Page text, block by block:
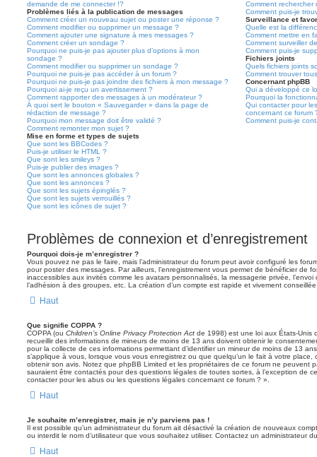
demande de me connecter !?
Problèmes liés à la publication de messages
Comment créer un nouveau sujet ou poster une réponse ?
Comment modifier ou supprimer un message ?
Comment ajouter une signature à mes messages ?
Comment créer un sondage ?
Pourquoi ne puis-je pas ajouter plus d’options à mon
sondage ?
Comment modifier ou supprimer un sondage ?
Pourquoi ne puis-je pas accéder à un forum ?
Pourquoi ne puis-je pas joindre des fichiers à mon message ?
Pourquoi ai-je reçu un avertissement ?
Comment rapporter des messages à un modérateur ?
À quoi sert le bouton « Sauvegarder » dans la page de
rédaction de message ?
Pourquoi mon message doit être validé ?
Comment remonter mon sujet ?
Mise en forme et types de sujets
Que sont les BBCodes ?
Puis-je utiliser le HTML ?
Que sont les smileys ?
Puis-je publier des images ?
Que sont les annonces globales ?
Que sont les annonces ?
Que sont les sujets épinglés ?
Que sont les sujets verrouillés ?
Que sont les icônes de sujet ?
Comment rechercher
Comment puis-je
Surveillance et
Quelle est la
Comment mettre en
Comment surveiller
Comment puis-je
Fichiers joints
Quels fichiers joints
Comment trouver
Concernant phpBB
Qui a développé ce
Pourquoi la
Qui contacter pour
concernant ce forum
Comment puis-je
Problèmes de connexion et d’enregistrement
Pourquoi dois-je m’enregistrer ?
Vous pouvez ne pas le faire, mais l’administrateur du forum peut avoir configuré les
pour poster des messages. Par ailleurs, l’enregistrement vous permet de bénéficier de
inaccessibles aux invités comme les avatars personnalisés, la messagerie privée,
l’adhésion à des groupes, etc. La création d’un compte est rapide et vivement
Haut
Que signifie COPPA ?
COPPA (ou Children’s Online Privacy Protection Act de 1998) est une loi aux États-Unis
recueillir des informations de mineurs de moins de 13 ans doivent obtenir le
pour la collecte de ces informations permettant d’identifier un mineur de moins de 13
s’applique à vous, lorsque vous vous enregistrez ou que quelqu’un le fait à votre
obtenir son avis. Notez que phpBB Limited et les propriétaires de ce forum ne peuvent
sauraient être contactés pour des questions légales de toutes sortes, à l’exception de
contacter pour les abus ou les questions légales concernant ce forum ? ».
Haut
Je souhaite m’enregistrer, mais je n’y parviens pas !
Il est possible qu’un administrateur du forum ait désactivé la création de nouveaux
ou interdit le nom d’utilisateur que vous souhaitez utiliser. Contactez un administrateur
Haut